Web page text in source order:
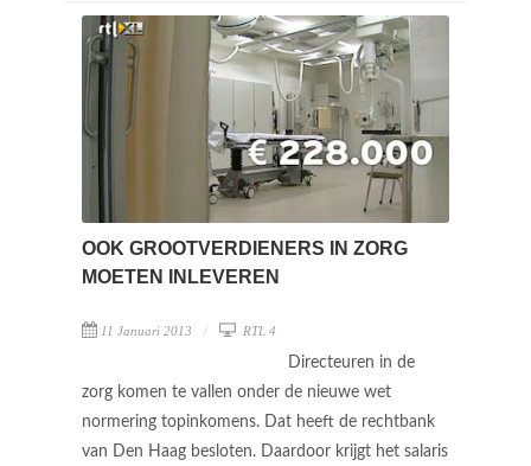
OOK GROOTVERDIENERS IN ZORG
MOETEN INLEVEREN
11 Januari 2013 RTL 4
Directeuren in de
zorg komen te vallen onder de nieuwe wet
normering topinkomens. Dat heeft de rechtbank
van Den Haag besloten. Daardoor krijgt het salaris